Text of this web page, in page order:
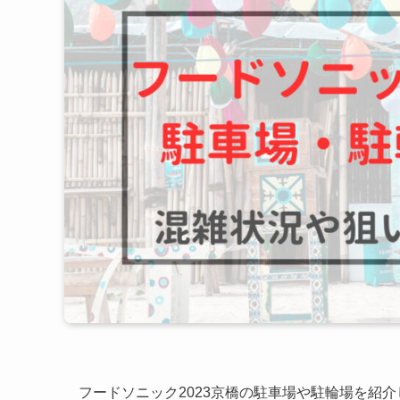
フードソニック2023京橋の駐車場や駐輪場を紹